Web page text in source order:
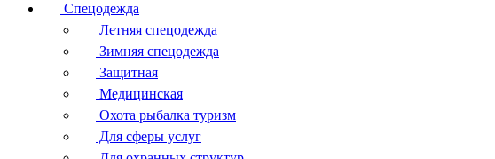
Спецодежда
Летняя спецодежда
Зимняя спецодежда
Защитная
Медицинская
Охота рыбалка туризм
Для сферы услуг